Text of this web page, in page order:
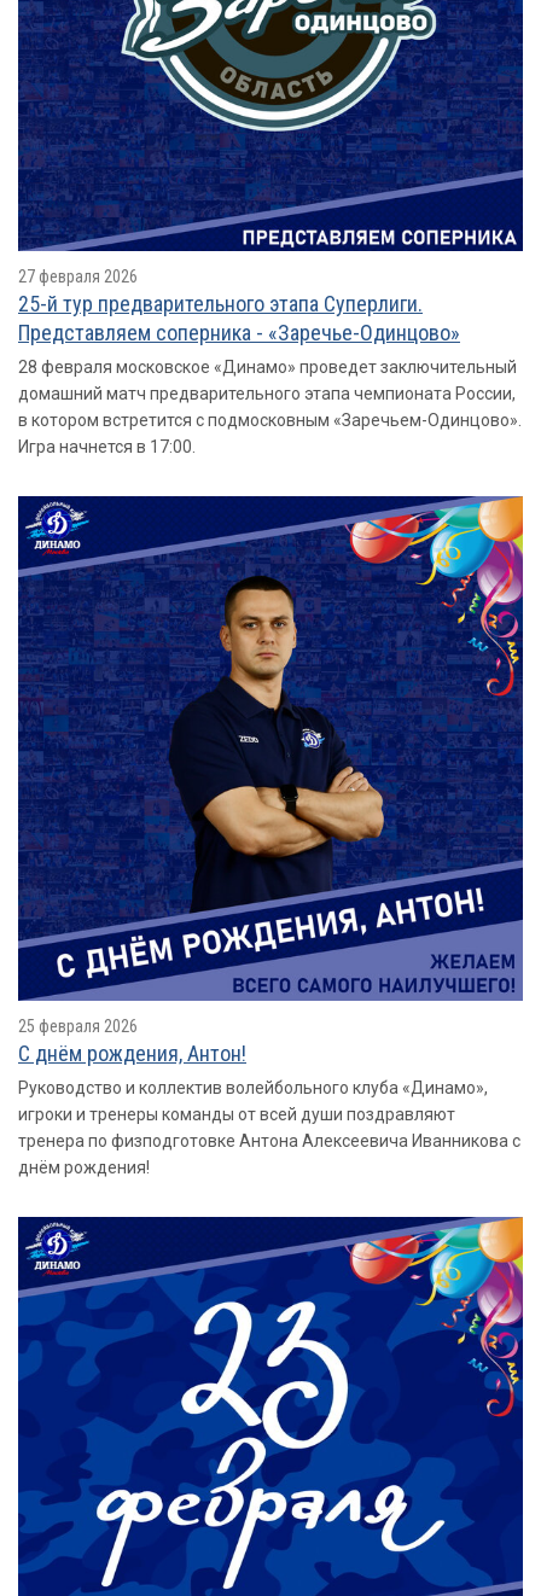
27 февраля 2026
25-й тур предварительного этапа Суперлиги.
Представляем соперника - «Заречье-Одинцово»
28 февраля московское «Динамо» проведет заключительный
домашний матч предварительного этапа чемпионата России,
в котором встретится с подмосковным «Заречьем-Одинцово».
Игра начнется в 17:00.
25 февраля 2026
С днём рождения, Антон!
Руководство и коллектив волейбольного клуба «Динамо»,
игроки и тренеры команды от всей души поздравляют
тренера по физподготовке Антона Алексеевича Иванникова с
днём рождения!